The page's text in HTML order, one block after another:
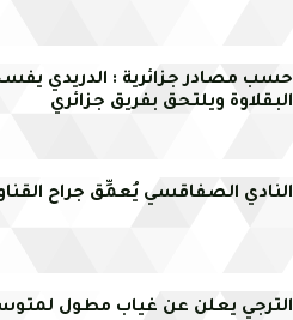
حسب مصادر جزائرية : الدريدي
البقلاوة ويلتحق بفريق جزائري
النادي الصفاقسي يُعمِّق جراح
الترجي يعلن عن غياب مطول